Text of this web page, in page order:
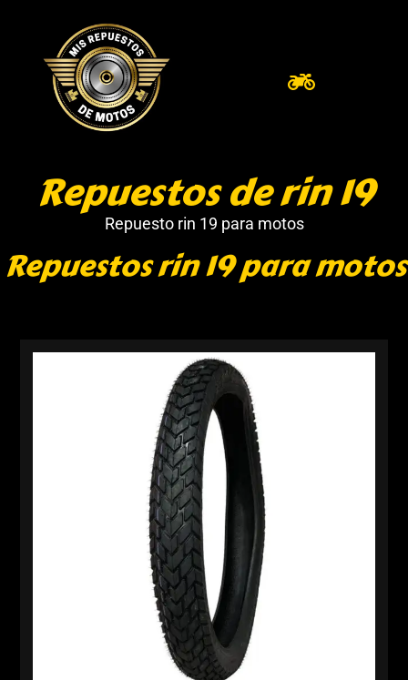
Repuestos de rin 19
Repuesto rin 19 para motos
Repuestos rin 19 para motos